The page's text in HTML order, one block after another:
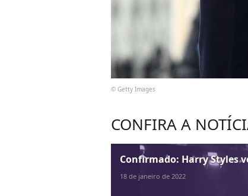
© Getty Images
CONFIRA A
Confirmado: Harry Styles
18 de janeiro de 2022